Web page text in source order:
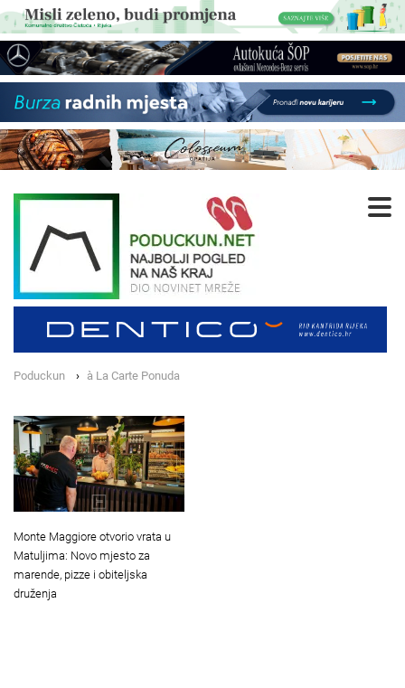
Poduckun à La Carte Ponuda
Monte Maggiore otvorio vrata u
Matuljima: Novo mjesto za
marende, pizze i obiteljska
druženja